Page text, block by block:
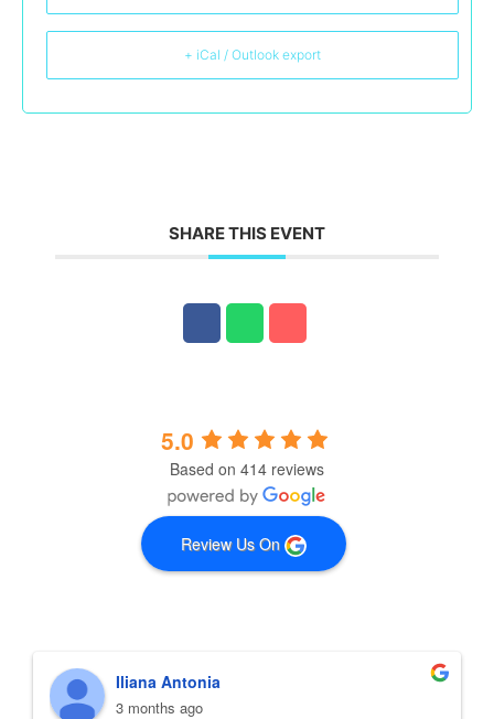
+ iCal / Outlook export
SHARE THIS EVENT
5.0
Based on 414 reviews
Review Us On
Iliana Antonia
3 months ago